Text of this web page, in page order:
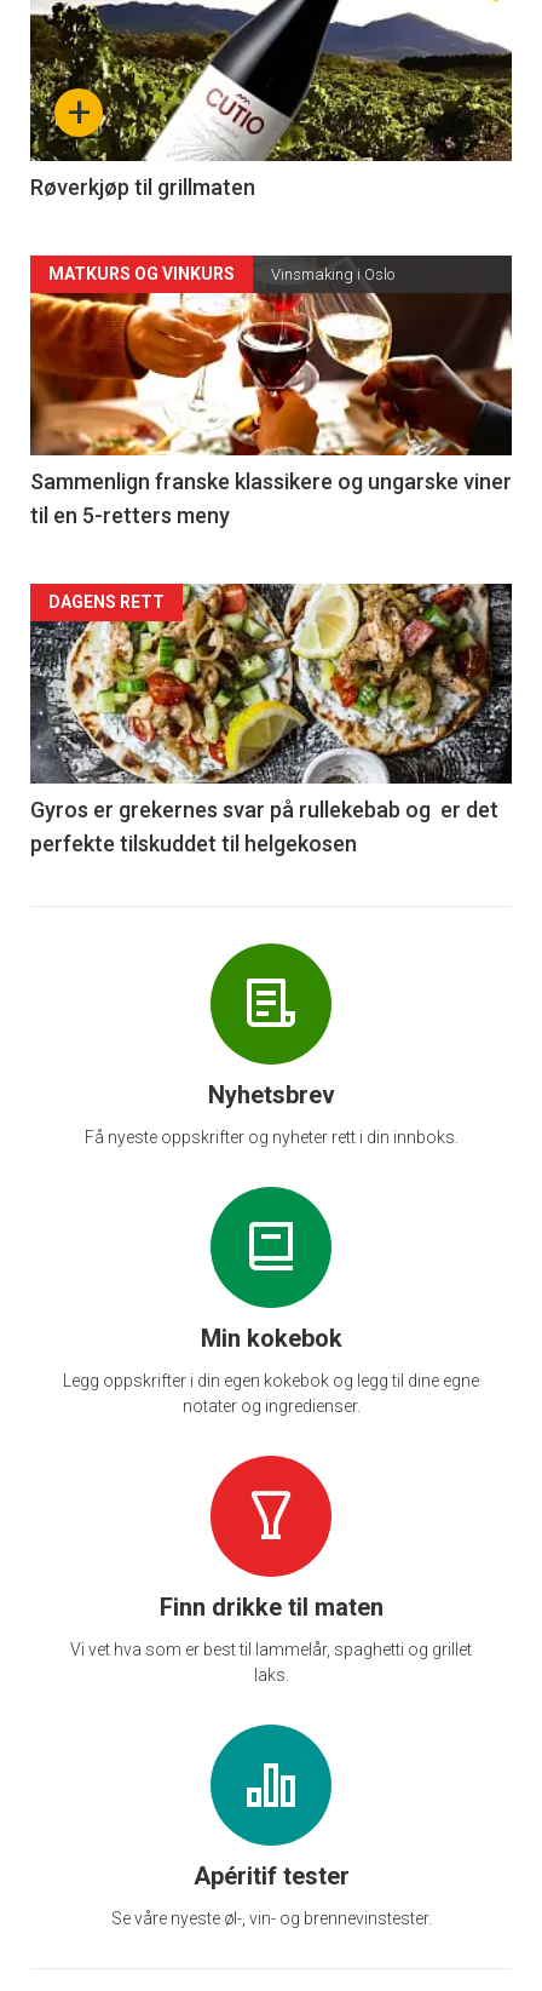
akkurat
nå
-
4
+
Røverkjøp til grillmaten
Forsiden
akkurat
nå
-
5
MATKURS OG VINKURS Vinsmaking i Oslo
Sammenlign franske klassikere og ungarske viner
til en 5-retters meny
Forsiden
akkurat
nå
-
6
DAGENS RETT
Gyros er grekernes svar på rullekebab og er det
perfekte tilskuddet til helgekosen
Nyhetsbrev
Få nyeste oppskrifter og nyheter rett i din innboks.
Min kokebok
Legg oppskrifter i din egen kokebok og legg til dine egne
notater og ingredienser.
Finn drikke til maten
Vi vet hva som er best til lammelår, spaghetti og grillet
laks.
Apéritif tester
Se våre nyeste øl-, vin- og brennevinstester.